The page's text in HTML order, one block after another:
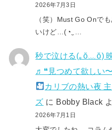
2026年7月3日
（笑）Must Go Onで
いけど…(⁠◔⁠‿⁠…
秒で泣ける(⁠｡⁠ŏ⁠﹏⁠ŏ⁠)
♬❝見つめて欲しい
カリブの熱い夜
ズ に Bobby Black
2026年7月1日